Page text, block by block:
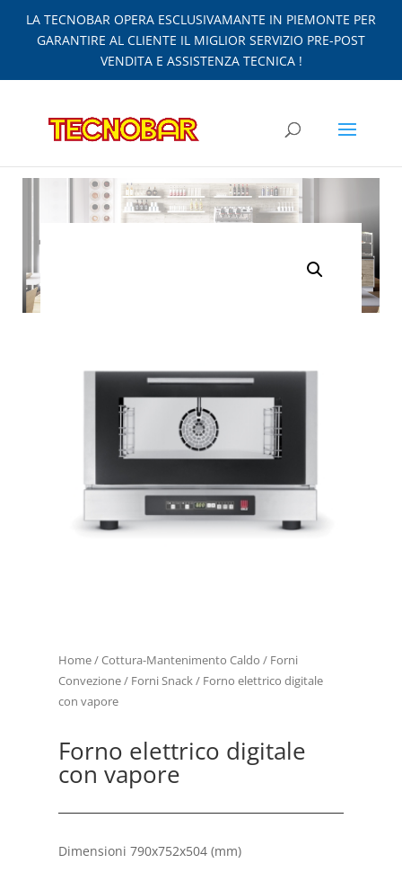
LA TECNOBAR OPERA ESCLUSIVAMANTE IN PIEMONTE PER
GARANTIRE AL CLIENTE IL MIGLIOR SERVIZIO PRE-POST
VENDITA E ASSISTENZA TECNICA !
Home/Cottura-Mantenimento Caldo / Forni
Convezione/ Forni Snack / Forno elettrico digitale
con vapore
Forno elettrico digitale
con vapore
Dimensioni 790x752x504 (mm)